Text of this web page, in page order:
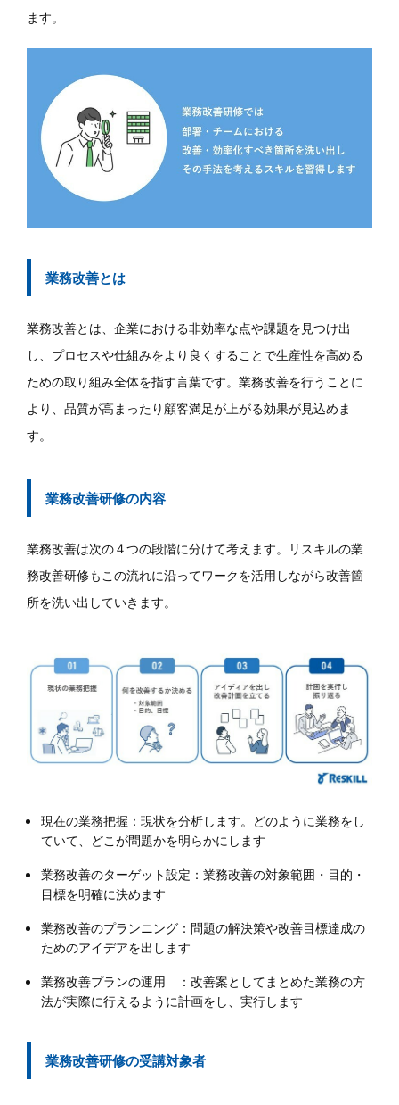
ます。
業務改善とは
業務改善とは、企業における非効率な点や課題を見つけ出
し、プロセスや仕組みをより良くすることで生産性を高める
ための取り組み全体を指す言葉です。業務改善を行うことに
より、品質が高まったり顧客満足が上がる効果が見込めま
す。
業務改善研修の内容
業務改善は次の４つの段階に分けて考えます。リスキルの業
務改善研修もこの流れに沿ってワークを活用しながら改善箇
所を洗い出していきます。
現在の業務把握：現状を分析します。どのように業務をし
ていて、どこが問題かを明らかにします
業務改善のターゲット設定：業務改善の対象範囲・目的・
目標を明確に決めます
業務改善のプランニング：問題の解決策や改善目標達成の
ためのアイデアを出します
業務改善プランの運用 ：改善案としてまとめた業務の方
法が実際に行えるように計画をし、実行します
業務改善研修の受講対象者